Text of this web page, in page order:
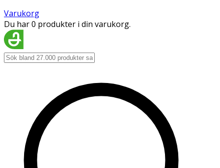
Varukorg
Du har 0 produkter i din varukorg.